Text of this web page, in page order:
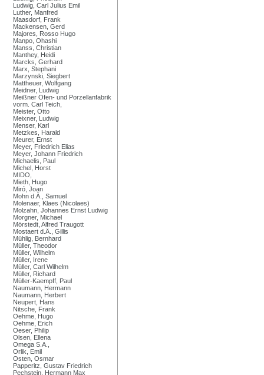
Ludwig, Carl Julius Emil
Luther, Manfred
Maasdorf, Frank
Mackensen, Gerd
Majores, Rosso Hugo
Manpo, Ohashi
Manss, Christian
Manthey, Heidi
Marcks, Gerhard
Marx, Stephani
Marzynski, Siegbert
Mattheuer, Wolfgang
Meidner, Ludwig
Meißner Ofen- und Porzellanfabrik
vorm. Carl Teich,
Meister, Otto
Meixner, Ludwig
Menser, Karl
Metzkes, Harald
Meurer, Ernst
Meyer, Friedrich Elias
Meyer, Johann Friedrich
Michaelis, Paul
Michel, Horst
MIDO,
Mieth, Hugo
Miró, Joan
Mohn d.Ä., Samuel
Molenaer, Klaes (Nicolaes)
Molzahn, Johannes Ernst Ludwig
Morgner, Michael
Mörstedt, Alfred Traugott
Mostaert d.Ä., Gillis
Mühlig, Bernhard
Müller, Theodor
Müller, Wilhelm
Müller, Irene
Müller, Carl Wilhelm
Müller, Richard
Müller-Kaempff, Paul
Naumann, Hermann
Naumann, Herbert
Neupert, Hans
Nitsche, Frank
Oehme, Hugo
Oehme, Erich
Oeser, Philip
Olsen, Ellena
Omega S.A.,
Orlik, Emil
Osten, Osmar
Papperitz, Gustav Friedrich
Pechstein, Hermann Max